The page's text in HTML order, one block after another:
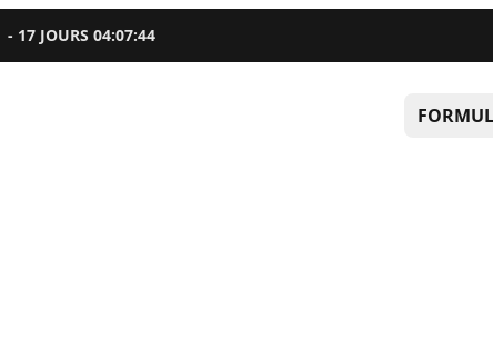
- 17 JOURS04:07:43